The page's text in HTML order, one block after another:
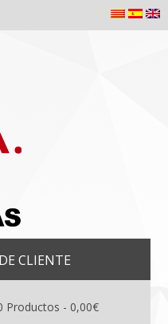
CLIENTE
Productos - 0,00€